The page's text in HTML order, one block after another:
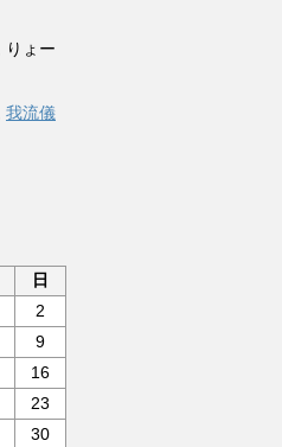
りょー
我流儀
日
2
9
16
23
30